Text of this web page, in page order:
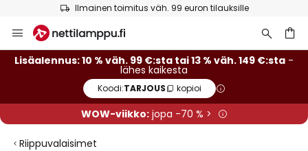
Ilmainen toimitus väh. 99 euron tilauksille
to
Content
Lisäalennus: 10 % väh. 99 €:sta tai 13 % väh. 149 €:sta -
lähes kaikesta
Koodi:TARJOUS kopioi
WOW-viikko:jopa -70 % >
Riippuvalaisimet